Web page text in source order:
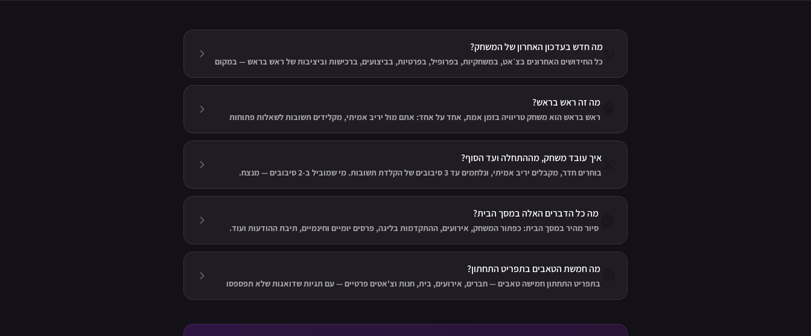
מה חדש בעדכון האחרון של המשחק?
כל החידושים האחרונים בצ׳אט, במשחקיות, בפרופיל, בפרטיות, בביצועים, ברכישות וביציבות של ראש בראש — במקום
מה זה ראש בראש?
ראש בראש הוא משחק טריוויה בזמן אמת, אחד על אחד: אתם מול יריב אמיתי, מקלידים תשובות לשאלות פתוחות
איך עובד משחק, מההתחלה ועד הסוף?
בוחרים חדר, מקבלים יריב אמיתי, ונלחמים עד 3 סיבובים של הקלדת תשובות. מי שמוביל ב-2 סיבובים — מנצח.
מה כל הדברים האלה במסך הבית?
סיור מהיר במסך הבית: כפתור המשחק, אירועים, ההתקדמות בליגה, פרסים יומיים וחינמיים, תיבת ההודעות ועוד.
מה חמשת הטאבים בתפריט התחתון?
בתפריט התחתון חמישה טאבים — חברים, אירועים, בית, חנות וצ'אטים פרטיים — עם תגיות שדואגות שלא תפספסו